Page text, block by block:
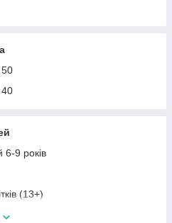
50
40
6-9 років
(13+)
1-3 роки